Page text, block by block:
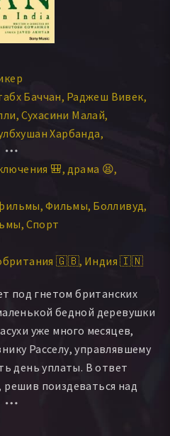
Баччан Раджеш Вивек
Сухасини Малай
Харбанда
Пол Блекторн
Раджендра Гупта
Раджа Авасти
Ану Ансари
Мехта
Вакани Парвин Бано
Коулз Бэрри Харт
🎒 драма 😫
Фильмы Болливуд
Спорт
🇬🇧 Индия 🇮🇳
под гнетом британских
бедной деревушки
уже много месяцев,
Расселу, управлявшему
день уплаты. В ответ
поиздеваться над
пари: просьба будет